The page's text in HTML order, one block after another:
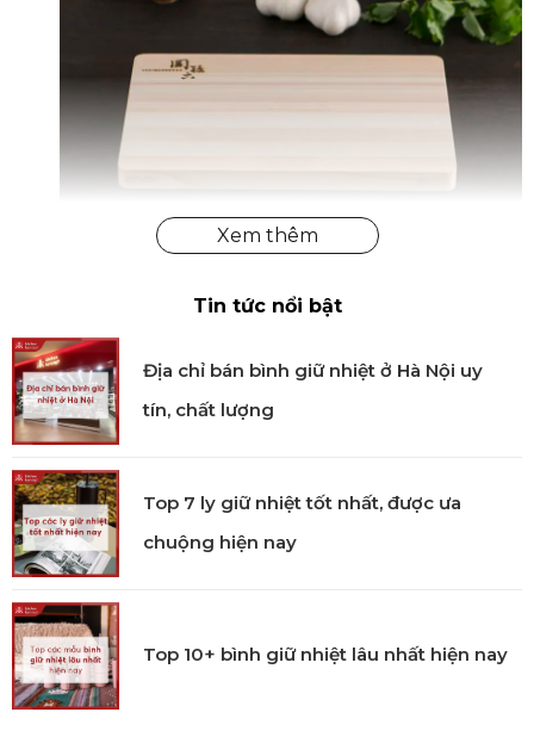
Kích thước: 30 x 20 x 2.0 cm
Hướng dẫn:
Sử dụng: Chuyên dùng để sơ chế các loại thực
phẩm.
Vệ sinh & bảo quản:
Vệ sinh bằng nước sạch sau mỗi lần sử dụng.
Tin tức nổi bật
Địa chỉ bán bình giữ nhiệt ở Hà Nội uy
tín, chất lượng
Top 7 ly giữ nhiệt tốt nhất, được ưa
chuộng hiện nay
Top 10+ bình giữ nhiệt lâu nhất hiện nay